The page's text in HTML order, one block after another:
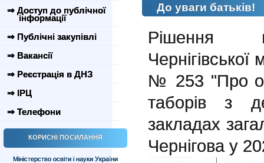
⇒ Доступ до публічної
інформації
⇒ Публічні закупівлі
⇒ Вакансії
⇒ Реєстрація в ДНЗ
⇒ ІРЦ
⇒ Телефони
КОРИСНІ ПОСИЛАННЯ
Міністерство освіти і науки України
До уваги батьків!
Рішення
№ 253 "Про
таборів з
закладах
Чернігова у